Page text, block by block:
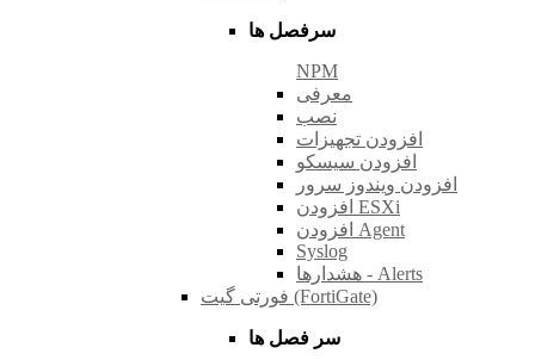
سرفصل ها
NPM
معرفی
نصب
افزودن تجهیزات
افزودن سیسکو
افزودن ویندوز سرور
افزودن ESXi
افزودن Agent
Syslog
هشدارها - Alerts
فورتی گیت (FortiGate)
سر فصل ها